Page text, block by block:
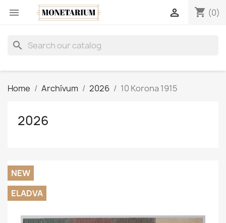
 shopping_cart (0)

search
Home Archívum 2026 10 Korona 1915
2026
NEW
ELADVA